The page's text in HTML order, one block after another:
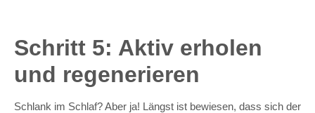
Schritt 5: Aktiv erholen
und regenerieren
Schlank im Schlaf? Aber ja! Längst ist bewiesen, dass sich der